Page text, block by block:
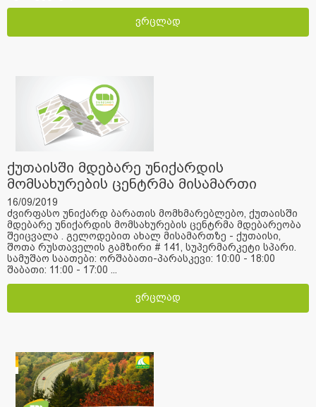
ვრცლად
ქუთაისში მდებარე უნიქარდის
მომსახურების ცენტრმა მისამართი
შეიცვალა
16/09/2019
ძვირფასო უნიქარდ ბარათის მომხმარებლებო, ქუთაისში
მდებარე უნიქარდის მომსახურების ცენტრმა მდებარეობა
შეიცვალა . გელოდებით ახალ მისამართზე - ქუთაისი,
შოთა რუსთაველის გამზირი # 141, სუპერმარკეტი სპარი.
სამუშაო საათები: ორშაბათი-პარასკევი: 10:00 - 18:00
შაბათი: 11:00 - 17:00 ...
ვრცლად